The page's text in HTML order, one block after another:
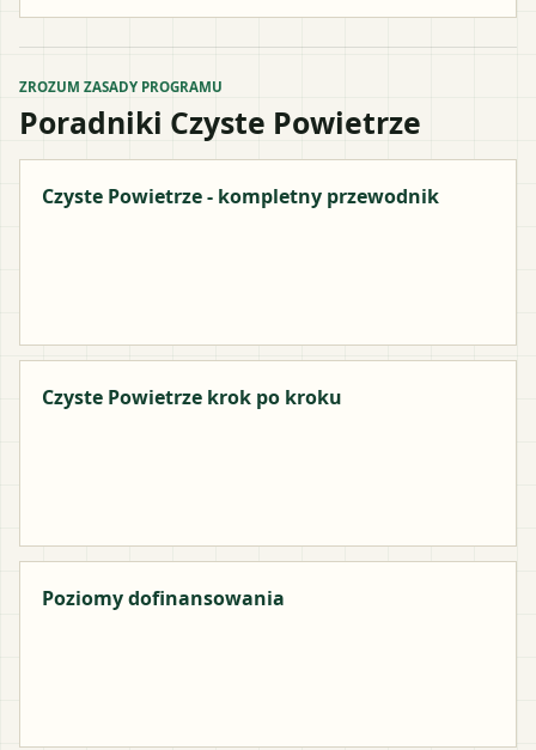
ZROZUM ZASADY PROGRAMU
Poradniki Czyste Powietrze
Czyste Powietrze - kompletny przewodnik
Czyste Powietrze krok po kroku
Poziomy dofinansowania